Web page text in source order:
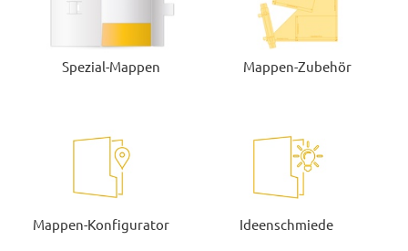
Spezial-Mappen Mappen-Zubehör
Mappen-Konfigurator Ideenschmiede